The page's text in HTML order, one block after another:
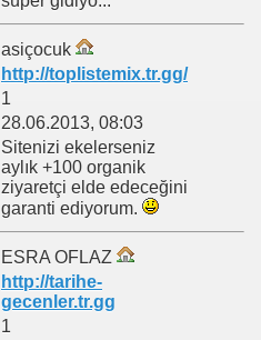
asiçocuk
http://toplistemix.tr.gg/
1
28.06.2013, 08:03
Sitenizi ekelerseniz
aylık +100 organik
ziyaretçi elde edeceğini
garanti ediyorum.
ESRA OFLAZ
http://tarihe-
gecenler.tr.gg
1